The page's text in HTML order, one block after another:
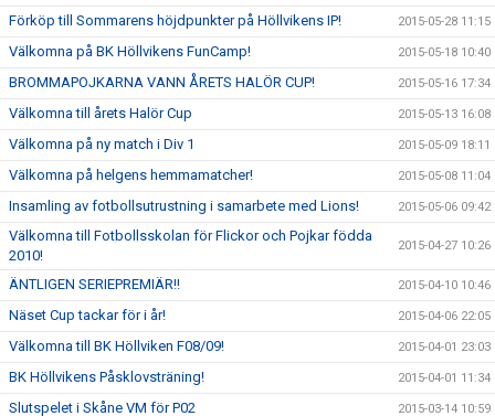
Förköp till Sommarens höjdpunkter på Höllvikens IP! 2015-05-28 11:15
Välkomna på BK Höllvikens FunCamp! 2015-05-18 10:40
BROMMAPOJKARNA VANN ÅRETS HALÖR CUP! 2015-05-16 17:34
Välkomna till årets Halör Cup 2015-05-13 16:08
Välkomna på ny match i Div 1 2015-05-09 18:11
Välkomna på helgens hemmamatcher! 2015-05-08 11:04
Insamling av fotbollsutrustning i samarbete med Lions! 2015-05-06 09:42
Välkomna till Fotbollsskolan för Flickor och Pojkar födda
2010!
2015-04-27 10:26
ÄNTLIGEN SERIEPREMIÄR!! 2015-04-10 10:46
Näset Cup tackar för i år! 2015-04-06 22:05
Välkomna till BK Höllviken F08/09! 2015-04-01 23:03
BK Höllvikens Påsklovsträning! 2015-04-01 11:34
Slutspelet i Skåne VM för P02 2015-03-14 10:59